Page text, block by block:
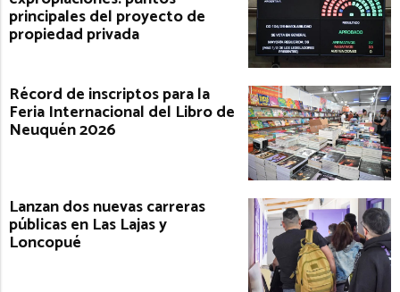
principales del proyecto de
propiedad privada
Récord de inscriptos para la
Feria Internacional del Libro de
Neuquén 2026
Lanzan dos nuevas carreras
públicas en Las Lajas y
Loncopué